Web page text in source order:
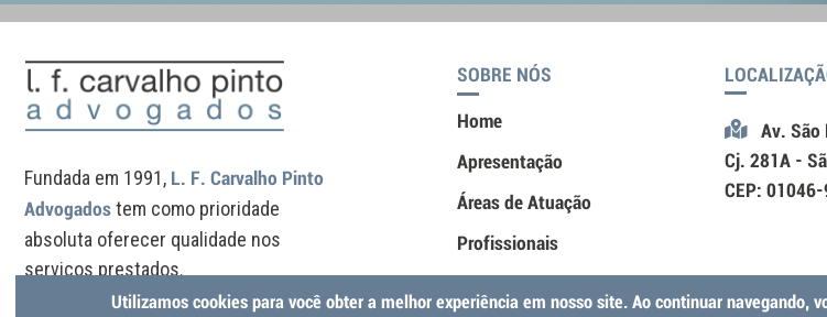
Utilizamos cookies para você obter a melhor experiência em nosso site. Ao continuar navegando,
Fundada em 1991, L. F. Carvalho Pinto
Advogados tem como prioridade
absoluta oferecer qualidade nos
serviços prestados.
SOBRE NÓS
Home
Apresentação
Áreas de Atuação
Profissionais
Av. São
Cj. 281A -
CEP: